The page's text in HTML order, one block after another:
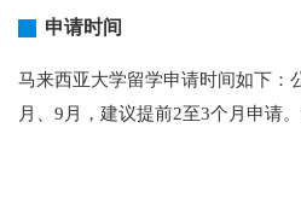
申请时间
马来西亚大学留学申请时间如下：
月、9月，建议提前2至3个月申请